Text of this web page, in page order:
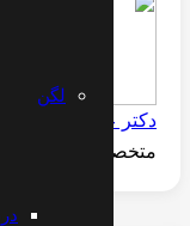
لگن
دکتر علیرضا مقتدری
متخصص طب فیزیکی